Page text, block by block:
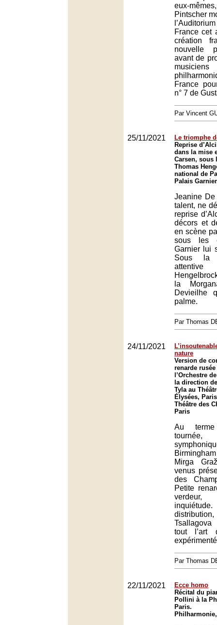
eux-
Pintscher
France cet
création
nouvelle
avant de
musiciens
France
n° 7 de
Par Vincent
25/11/2021
Le triomphe
Reprise
dans la mise
Carsen, sous
Thomas
national de
Palais
Jeanine
talent, ne
reprise
décors et
en scène
sous les
Garnier lui
Sous la
la
Devieilhe
palme.
Par Thomas
24/11/2021
nature
Version de
renarde
l’Orchestre
la direction
Tyla au
Élysées,
Théâtre des
Paris
Au
tournée,
Mirga
venus
des
Petite
tout l’art
Par Thomas
22/11/2021
Ecce homo
Récital du
Pollini à la
Paris.